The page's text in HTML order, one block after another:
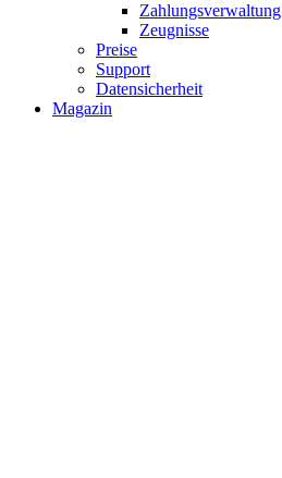
Zahlungsverwaltung
Zeugnisse
Preise
Support
Datensicherheit
Magazin